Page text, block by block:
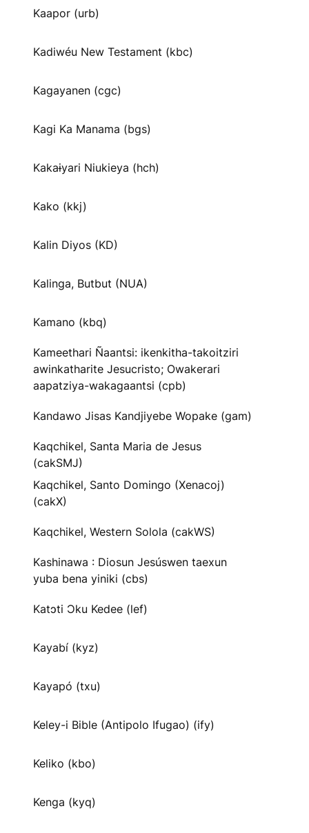
Kaapor (urb)
Kadiwéu New Testament (kbc)
Kagayanen (cgc)
Kagi Ka Manama (bgs)
Kakaɨyari Niukieya (hch)
Kako (kkj)
Kalin Diyos (KD)
Kalinga, Butbut (NUA)
Kamano (kbq)
Kameethari Ñaantsi: ikenkitha-takoitziri
awinkatharite Jesucristo; Owakerari
aapatziya-wakagaantsi (cpb)
Kandawo Jisas Kandjiyebe Wopake (gam)
Kaqchikel, Santa Maria de Jesus
(cakSMJ)
Kaqchikel, Santo Domingo (Xenacoj)
(cakX)
Kaqchikel, Western Solola (cakWS)
Kashinawa : Diosun Jesúswen taexun
yuba bena yiniki (cbs)
Katɔti Ɔku Kedee (lef)
Kayabí (kyz)
Kayapó (txu)
Keley-i Bible (Antipolo Ifugao) (ify)
Keliko (kbo)
Kenga (kyq)